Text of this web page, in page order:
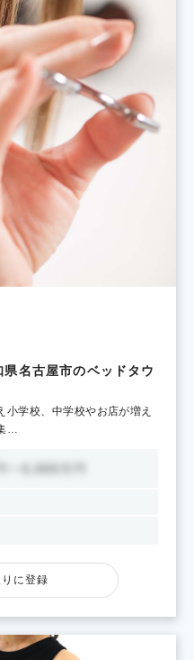
県名古屋市のベッドタウ
学校、中学校やお店が増え
…
に登録